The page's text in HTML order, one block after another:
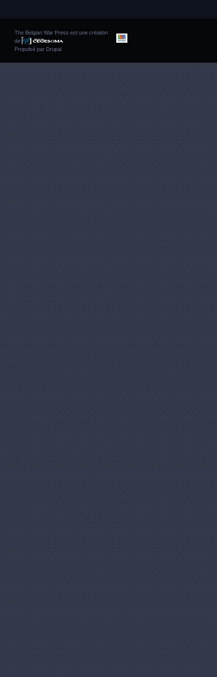
The Belgian War Press est une création
de
Propulsé par Drupal